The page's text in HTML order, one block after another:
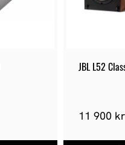
JBL L52
11 900 kr